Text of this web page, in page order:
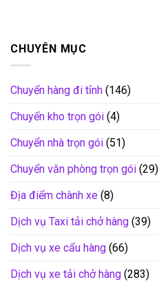
CHUYÊN MỤC
Chuyển hàng đi tỉnh (146)
Chuyển kho trọn gói (4)
Chuyển nhà trọn gói (51)
Chuyển văn phòng trọn gói (29)
Địa điểm chành xe (8)
Dịch vụ Taxi tải chở hàng (39)
Dịch vụ xe cẩu hàng (66)
Dịch vụ xe tải chở hàng (283)